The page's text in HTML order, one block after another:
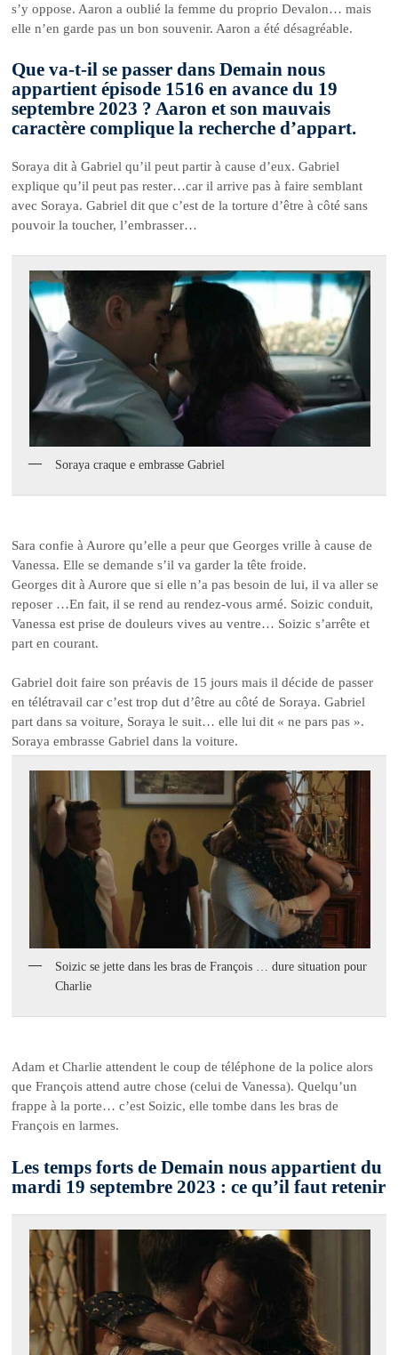
s’y oppose. Aaron a oublié la femme du proprio Devalon… mais
elle n’en garde pas un bon souvenir. Aaron a été désagréable.
Que va-t-il se passer dans Demain nous
appartient épisode 1516 en avance du 19
septembre 2023 ? Aaron et son mauvais
caractère complique la recherche d’appart.
Soraya dit à Gabriel qu’il peut partir à cause d’eux. Gabriel
explique qu’il peut pas rester…car il arrive pas à faire semblant
avec Soraya. Gabriel dit que c’est de la torture d’être à côté sans
pouvoir la toucher, l’embrasser…
Soraya craque e embrasse Gabriel
Sara confie à Aurore qu’elle a peur que Georges vrille à cause de
Vanessa. Elle se demande s’il va garder la tête froide.
Georges dit à Aurore que si elle n’a pas besoin de lui, il va aller se
reposer …En fait, il se rend au rendez-vous armé. Soizic conduit,
Vanessa est prise de douleurs vives au ventre… Soizic s’arrête et
part en courant.
Gabriel doit faire son préavis de 15 jours mais il décide de passer
en télétravail car c’est trop dut d’être au côté de Soraya. Gabriel
part dans sa voiture, Soraya le suit… elle lui dit « ne pars pas ».
Soraya embrasse Gabriel dans la voiture.
Soizic se jette dans les bras de François … dure situation pour
Charlie
Adam et Charlie attendent le coup de téléphone de la police alors
que François attend autre chose (celui de Vanessa). Quelqu’un
frappe à la porte… c’est Soizic, elle tombe dans les bras de
François en larmes.
Les temps forts de Demain nous appartient du
mardi 19 septembre 2023 : ce qu’il faut retenir